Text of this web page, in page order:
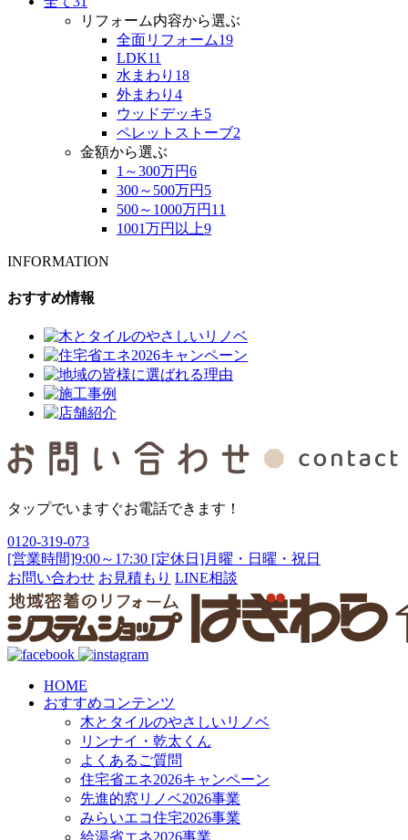
リフォーム内容から選ぶ
全面リフォーム19
LDK11
水まわり 18
外まわり 4
ウッドデッキ5
ペレットストーブ2
金額から選ぶ
1～300万円6
300～500万円 5
500～1000万円 11
1001万円以上9
INFORMATION
おすすめ情報
タップでいますぐお電話できます！
0120-319-073
[営業時間]9:00～17:30 [定休日]月曜・日曜・祝日
お問い合わせ お見積もり LINE相談
HOME
おすすめコンテンツ
木とタイルのやさしいリノベ
リンナイ・乾太くん
よくあるご質問
住宅省エネ2026キャンペーン
先進的窓リノベ2026事業
みらいエコ住宅2026事業